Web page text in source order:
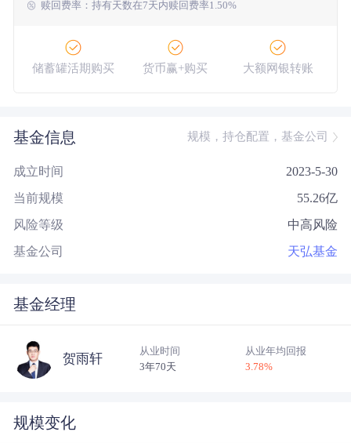
赎回费率：持有天数在7天内赎回费率1.50%
储蓄罐活期购买 货币赢+购买 大额网银转账
基金信息 规模，持仓配置，基金公司
成立时间 2023-5-30
当前规模 55.26亿
风险等级 中高风险
基金公司 天弘基金
基金经理
贺雨轩
从业时间
3年70天
从业年均回报
3.78%
规模变化